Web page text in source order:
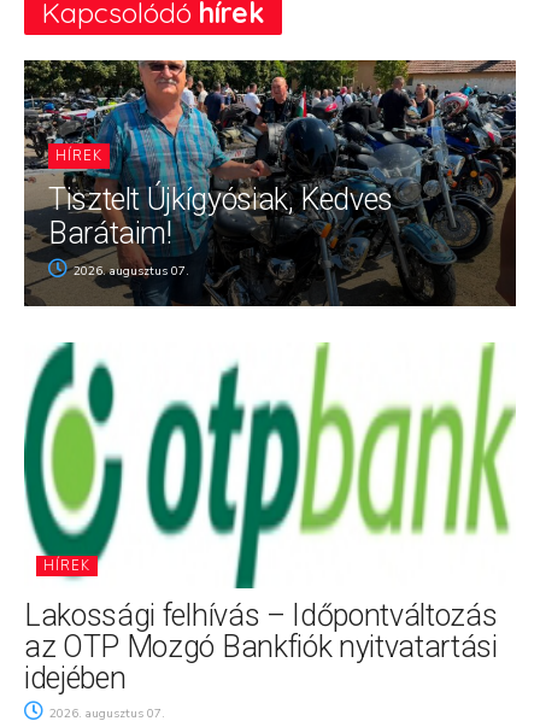
Kapcsolódó hírek
HÍREK
Tisztelt Újkígyósiak, Kedves
Barátaim!
2026. augusztus 07.
HÍREK
Lakossági felhívás – Időpontváltozás
az OTP Mozgó Bankfiók nyitvatartási
idejében
2026. augusztus 07.